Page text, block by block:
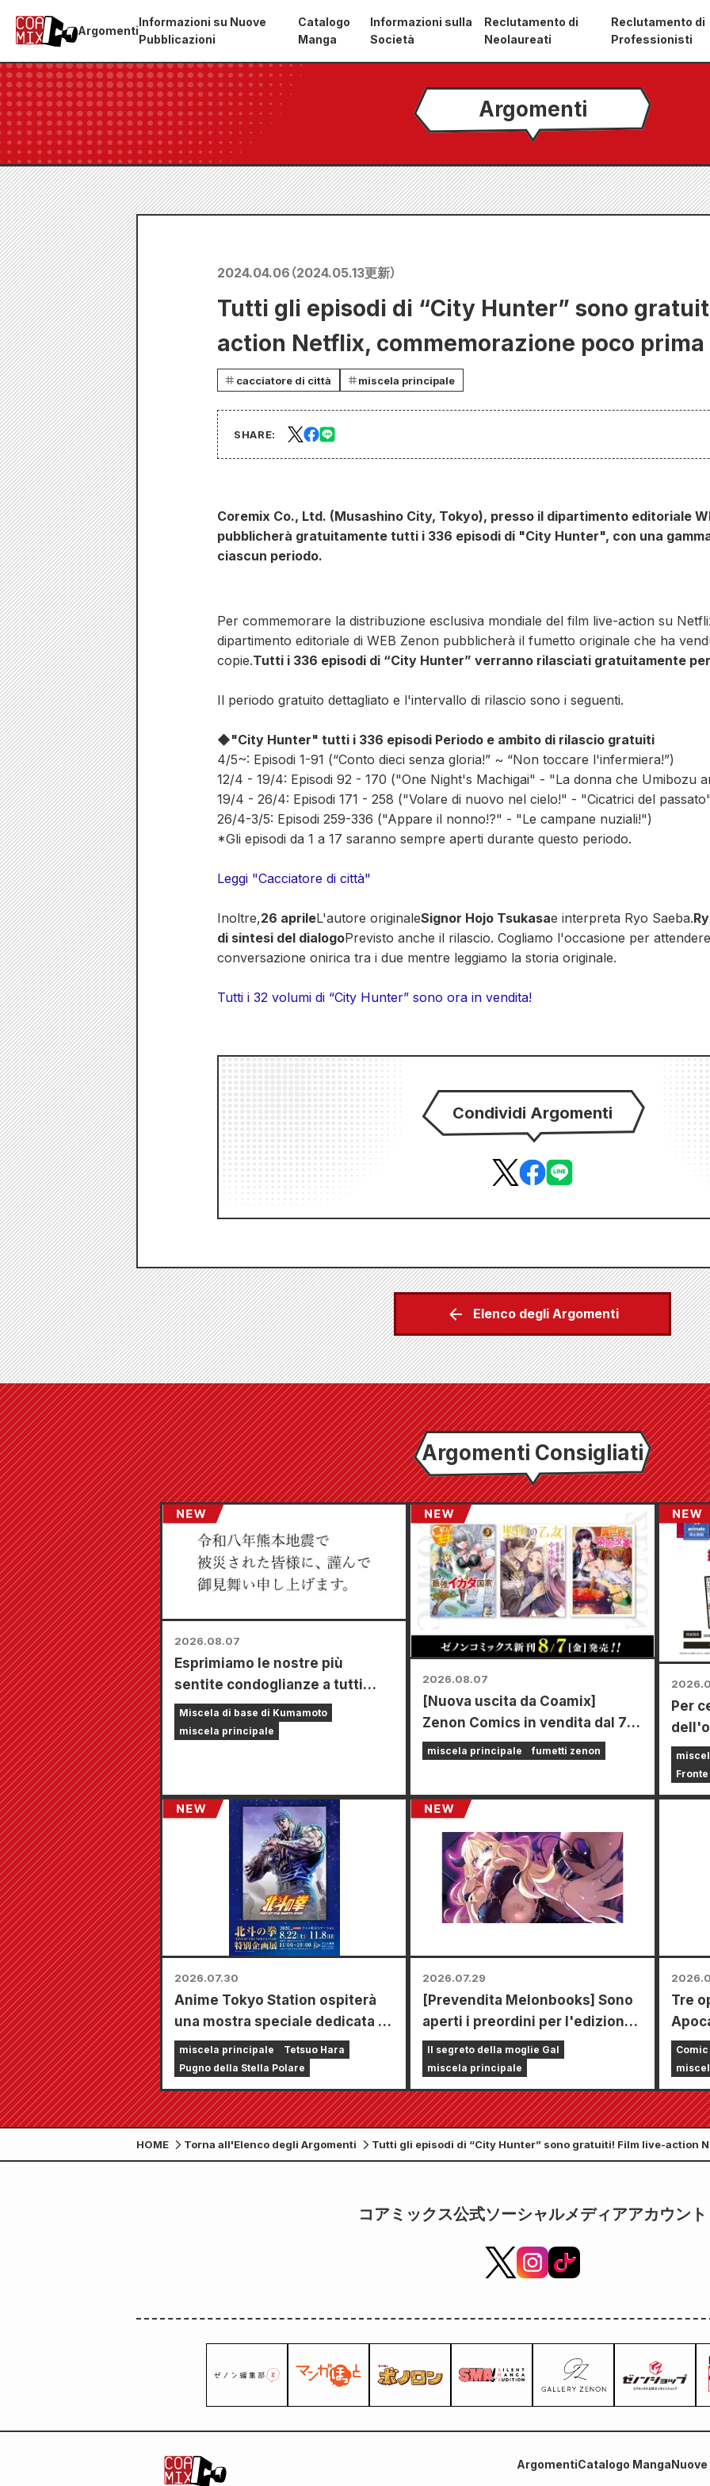
Argomenti
Informazioni su Nuove
Pubblicazioni
Catalogo
Manga
Informazioni sulla
Società
Reclutamento di
Neolaureati
Reclutamento di
Professionisti
Argomenti
2024.04.06 （2024.05.13更新）
Tutti gli episodi di “City Hunter” sono
action Netflix, commemorazione poco
cacciatore di città miscela principale
SHARE:
Coremix Co., Ltd. (Musashino City, Tokyo), presso il dipartimento editoriale
pubblicherà gratuitamente tutti i 336 episodi di "City Hunter", con una
ciascun periodo.
Per commemorare la distribuzione esclusiva mondiale del film live-action su
dipartimento editoriale di WEB Zenon pubblicherà il fumetto originale che ha
copie.Tutti i 336 episodi di “City Hunter” verranno rilasciati gratuitamente
Il periodo gratuito dettagliato e l'intervallo di rilascio sono i seguenti.
◆"City Hunter" tutti i 336 episodi Periodo e ambito di rilascio gratuiti
4/5~: Episodi 1-91 (“Conto dieci senza gloria!” ~ “Non toccare l'infermiera!”)
12/4 - 19/4: Episodi 92 - 170 ("One Night's Machigai" - "La donna che Umibozu
19/4 - 26/4: Episodi 171 - 258 ("Volare di nuovo nel cielo!" - "Cicatrici del
26/4-3/5: Episodi 259-336 ("Appare il nonno!?" - "Le campane nuziali!")
*Gli episodi da 1 a 17 saranno sempre aperti durante questo periodo.
Leggi "Cacciatore di città"
Inoltre,26 aprileL'autore originaleSignor Hojo Tsukasae interpreta Ryo Saeba.
di sintesi del dialogoPrevisto anche il rilascio. Cogliamo l'occasione per
conversazione onirica tra i due mentre leggiamo la storia originale.
Tutti i 32 volumi di “City Hunter” sono ora in vendita!
Condividi Argomenti
Elenco degli Argomenti
Argomenti Consigliati
2026.08.07
Esprimiamo le nostre più
sentite condoglianze a tutti
coloro che sono stati colpiti dal
terremoto di Kumamoto del
Miscela di base di Kumamoto
miscela principale
2026.08.07
[Nuova uscita da Coamix]
Zenon Comics in vendita dal 7
agosto (venerdì)!
miscela principale fumetti zenon
Per
20
mini
2026.07.30
Anime Tokyo Station ospiterà
una mostra speciale dedicata a
"Fist of the North Star"!!
miscela principale
Tetsuo Hara
Pugno della Stella Polare
2026.07.29
[Prevendita Melonbooks] Sono
aperti i preordini per l'edizione
limitata con uno speciale
tappetino da gioco che raffigura
una splendida illustrazione di
Fuyuki Tojo realizzata da Kudou!
Il sesto volume di "The Secret
of the Gal Bride" uscirà il 20
Il segreto della moglie Gal
miscela principale
Tre
un
Il
HOME Torna all'Elenco degli Argomenti
Tutti gli episodi di “City Hunter” sono gratuiti! Film live-action
dell'uscita!
コアミックス公式ソーシャルメディアアカウント
ArgomentiCatalogo Manga